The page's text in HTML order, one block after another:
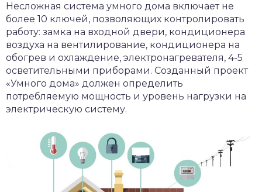
Несложная система умного дома включает не
более 10 ключей, позволяющих контролировать
работу: замка на входной двери, кондиционера
воздуха на вентилирование, кондиционера на
обогрев и охлаждение, электронагревателя, 4-5
осветительными приборами. Созданный проект
«Умного дома» должен определить
потребляемую мощность и уровень нагрузки на
электрическую систему.